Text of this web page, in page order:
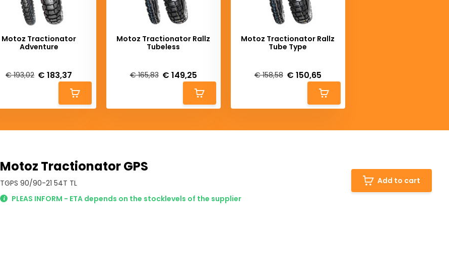
Motoz Tractionator
Adventure
€ 193,02 € 183,37
Motoz Tractionator Rallz
Tubeless
€ 165,83 € 149,25
Motoz Tractionator Rallz
Tube Type
€ 158,58 € 150,65
Motoz Tractionator GPS
TGPS 90/90-21 54T TL
PLEAS INFORM - ETA depends on the stocklevels of the supplier
Add to cart